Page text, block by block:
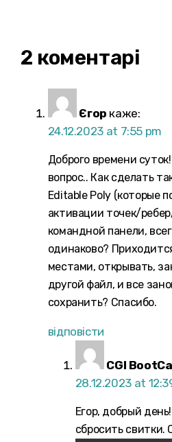
2 коментарі
Єгор каже:
24.12.2023 at 7:55 pm
Доброго времени
вопрос.. Как сделать
Editable Poly (которые
активации точек/
командной панели,
одинаково?
местами, открывать,
другой файл, и все
сохранить? Спасибо.
відповісти
CGI
28.12.2023 at
Егор, добрый
сбросить свитки.